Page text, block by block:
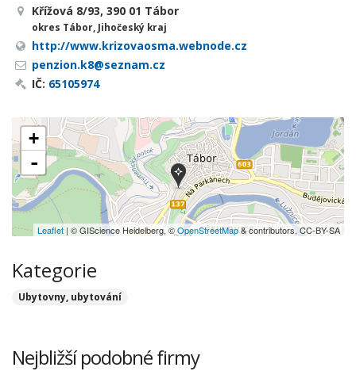
Křížová 8/93, 390 01 Tábor
okres Tábor, Jihočeský kraj
http://www.krizovaosma.webnode.cz
penzion.k8@seznam.cz
IČ: 65105974
+
-
Leaflet | © GIScience Heidelberg, ©OpenStreetMap& contributors, CC-BY-SA
Kategorie
Ubytovny, ubytování
Nejbližší podobné firmy